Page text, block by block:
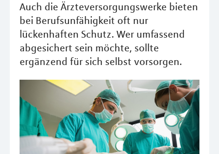
Auch die Ärzteversorgungswerke bieten
bei Berufsunfähigkeit oft nur
lückenhaften Schutz. Wer umfassend
abgesichert sein möchte, sollte
ergänzend für sich selbst vorsorgen.